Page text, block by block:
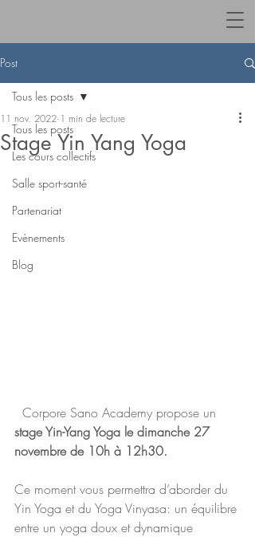
Post
Tous les posts
Les cours collectifs
Salle sport-santé
Partenariat
Evènements
Blog
Tous les posts
Stage Yin Yang Yoga
11 nov. 2022 1 min de lecture
  Corpore Sano Academy propose un
stage Yin-Yang Yoga le dimanche 27
novembre de 10h à 12h30.
Ce moment vous permettra d’aborder du
Yin Yoga et du Yoga Vinyasa: un équilibre
entre un yoga doux et dynamique